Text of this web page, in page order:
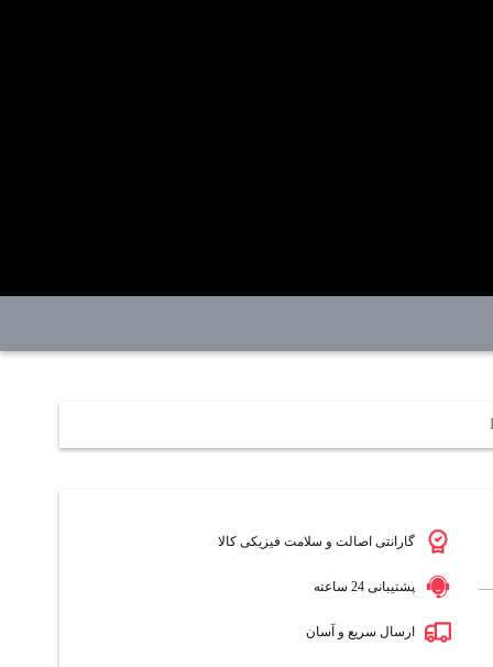
گارانتی اصالت و سلامت فیزیکی کالا
پشتیبانی 24 ساعته
ارسال سریع و آسان